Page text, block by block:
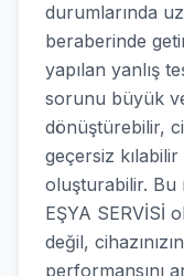
durumlarında
beraberinde
yapılan yanlış
sorunu büyük
dönüştürebilir,
geçersiz
oluşturabilir. Bu
EŞYA SERVİSİ
değil,
performansını